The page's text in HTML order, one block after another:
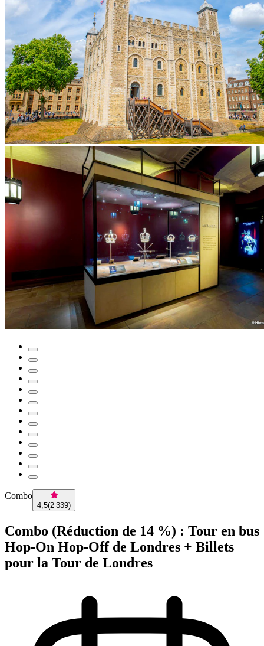
Combo
4,5(2 339)
Combo (Réduction de 14 %) : Tour en bus
Hop-On Hop-Off de Londres + Billets
pour la Tour de Londres